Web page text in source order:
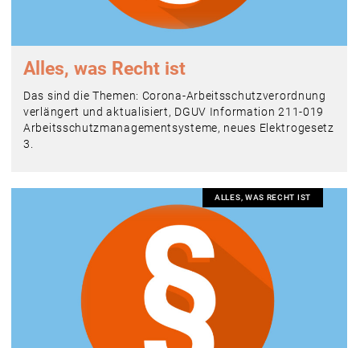
Alles, was Recht ist
Das sind die Themen: Corona-Arbeitsschutzverordnung
verlängert und aktualisiert, DGUV Information 211-019
Arbeitsschutzmanagementsysteme, neues Elektrogesetz
3.
ALLES, WAS RECHT IST